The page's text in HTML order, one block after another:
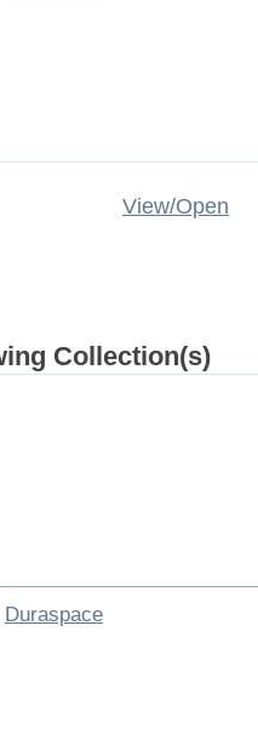
View/Open
Collection(s)
Duraspace